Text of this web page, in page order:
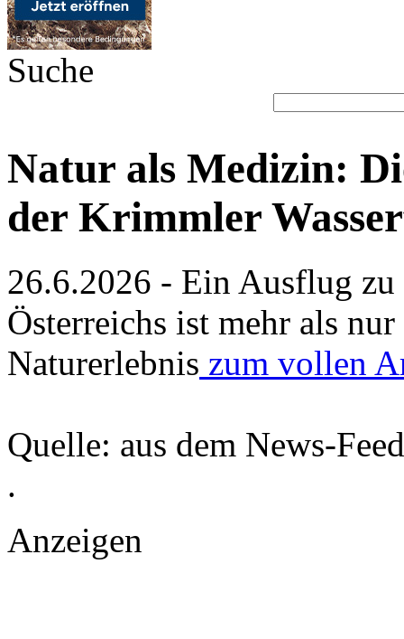
Suche
Natur als Medizin:
der Krimmler
26.6.2026 - Ein Ausflug zu
Österreichs ist mehr als
Naturerlebnis zum vollen
Quelle: aus dem News-
.
Anzeigen